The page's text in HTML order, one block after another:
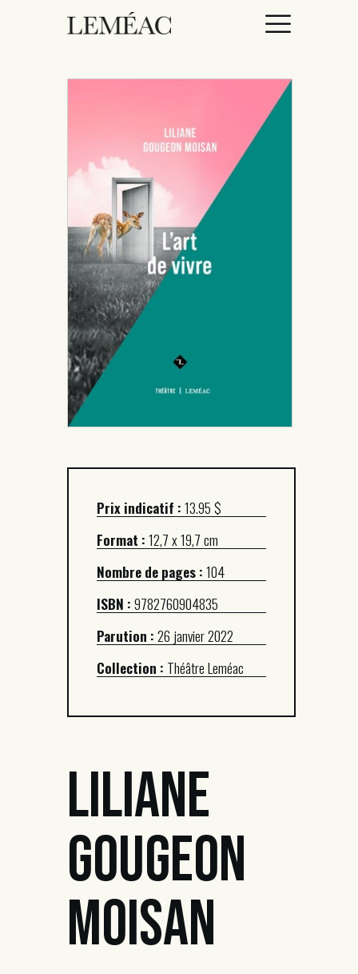
CATALOGUE
AUTEURICES
DROITS / RIGHTS
À PROPOS
Prix indicatif :13.95 $
Format :12,7 x 19,7 cm
Nombre de pages :104
ISBN :9782760904835
Parution :26 janvier 2022
Collection : Théâtre Leméac
Liliane
Gougeon
Moisan